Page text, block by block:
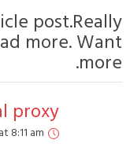
Im grateful
looking
says: